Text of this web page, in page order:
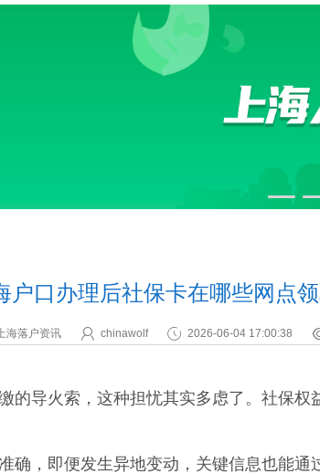
户口办理后社保卡在哪些网点
海落户资讯 chinawolf 2026-06-04 17:00:38
导火索，这种担忧其实多虑了。社保权
，即便发生异地变动，关键信息也能通